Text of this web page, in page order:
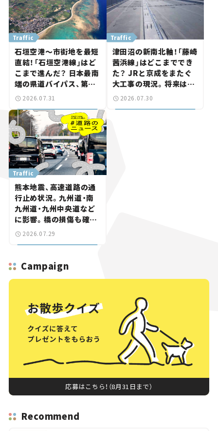
Traffic
石垣空港～市街地を最短
直結！「石垣空港線」はど
こまで進んだ？ 日本最南
端の県道バイパス、第2
工区も延伸開通 【いま気
2026.07.31
Traffic
津田沼の新南北軸！「藤崎
茜浜線」はどこまででき
た？ JRと京成をまたぐ
大工事の現況。将来は
「習志野～鎌ケ谷」を最短
2026.07.30
Traffic
熊本地震、高速道路の通
行止め状況。九州道・南
九州道・九州中央道など
に影響。橋の損傷も確認
【道路のニュース】
2026.07.29
Campaign
応募はこちら！（8月31日まで）
Recommend